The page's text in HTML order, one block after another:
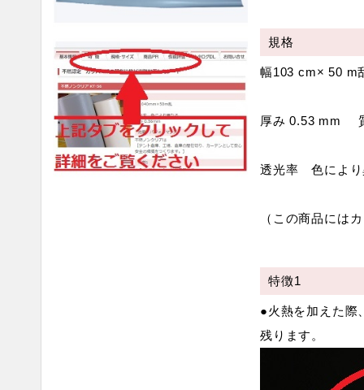
規格
幅103 cm× 50 m
厚み 0.53 mm
透光率 色により
（この商品には
特徴1
●火熱を加えた際
残ります。